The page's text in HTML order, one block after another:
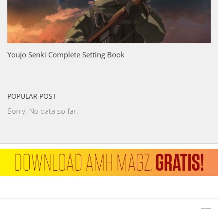
Youjo Senki Complete Setting Book
POPULAR POST
Sorry. No data so far.